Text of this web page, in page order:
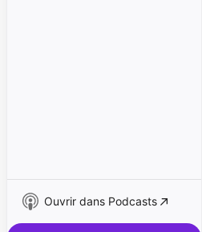
Ouvrir dans Podcasts